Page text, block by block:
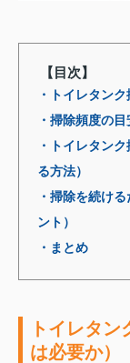
【目次】
・トイレタン
・掃除頻度の
・トイレタン
る方法）
・掃除を続け
ント）
・まとめ
トイレタ
は必要か）